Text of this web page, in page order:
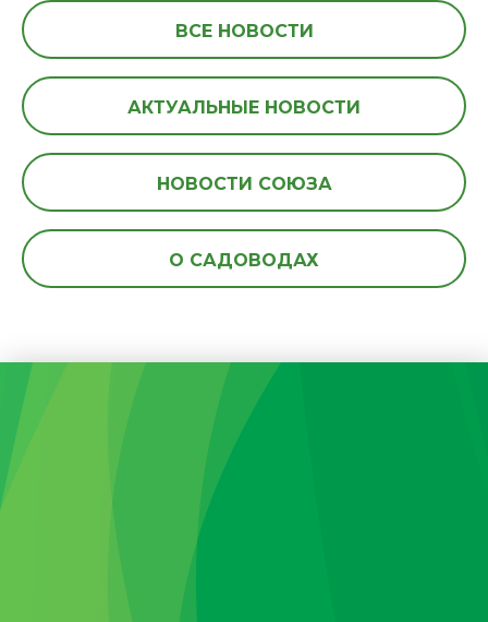
ВСЕ НОВОСТИ
АКТУАЛЬНЫЕ НОВОСТИ
НОВОСТИ СОЮЗА
О САДОВОДАХ